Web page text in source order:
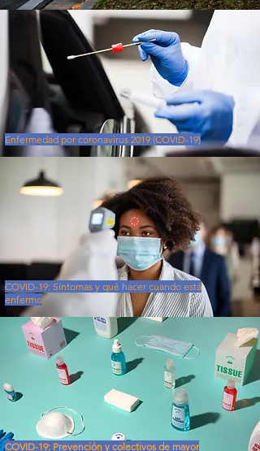
Enfermedad por coronavirus 2019 (COVID-19)
COVID-19: Síntomas y qué hacer cuando está
enfermo
COVID-19: Prevención y colectivos de mayor